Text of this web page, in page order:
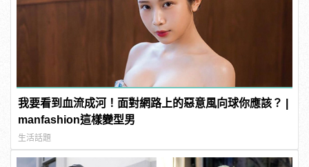
我要看到血流成河！面對網路上的惡意風向球你應該？ |
manfashion這樣變型男
生活話題